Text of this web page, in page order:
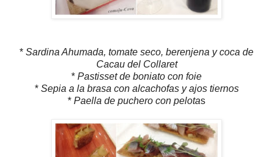
* Sardina Ahumada, tomate seco, berenjena y coca de
Cacau del Collaret
* Pastisset de boniato con foie
* Sepia a la brasa con alcachofas y ajos tiernos
* Paella de puchero con pelotas